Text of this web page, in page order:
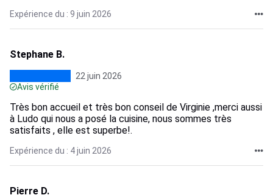
Expérience du : 9 juin 2026
Stephane B.
22 juin 2026
Avis vérifié
Très bon accueil et très bon conseil de Virginie ,merci aussi
à Ludo qui nous a posé la cuisine, nous sommes très
satisfaits , elle est superbe!.
Expérience du : 4 juin 2026
Pierre D.